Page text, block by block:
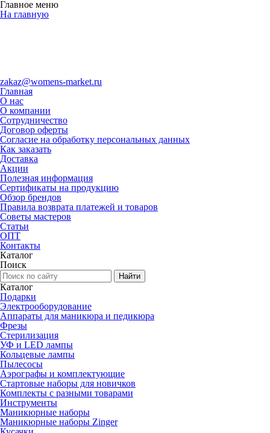
Главное меню
На главную
zakaz@womens-market.ru
Главная
О нас
О компании
Сотрудничество
Договор оферты
Согласие на обработку персональных данных
Как заказать
Доставка
Акции
Полезная информация
Сертификаты на продукцию
Обзор брендов
Правила возврата платежей и товаров
Советы мастеров
Статьи
ОПТ
Контакты
Каталог
Поиск
Каталог
Подарки
Электро­оборудование
Аппараты для маникюра и педикюра
Фрезы
Стерилизация
УФ и LED лампы
Кольцевые лампы
Пылесосы
Аэрографы и комплектующие
Стартовые наборы для новичков
Комплекты с разными товарами
Инструменты
Маникюрные наборы
Маникюрные наборы Zinger